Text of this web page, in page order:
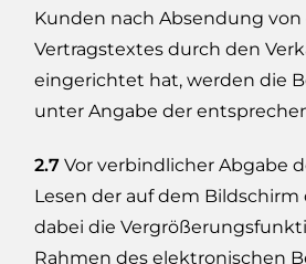
Kunden nach Absendung
Vertragstextes durch den
eingerichtet hat, werden die
unter Angabe der
2.7 Vor verbindlicher Abgabe
Lesen der auf dem
dabei die
Rahmen des elektronischen